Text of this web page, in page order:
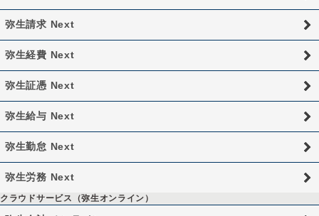
弥生請求 Next
弥生経費 Next
弥生証憑 Next
弥生給与 Next
弥生勤怠 Next
弥生労務 Next
クラウドサービス（弥生オンライン）